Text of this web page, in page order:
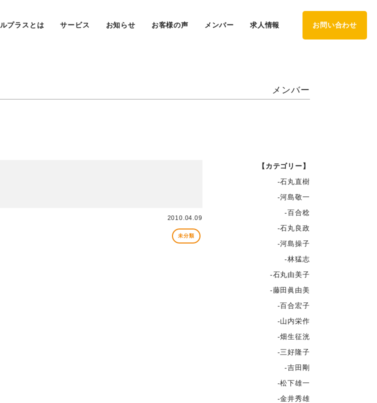
ルプラスとは サービス お知らせ お客様の声 メンバー 求人情報 お問い合わせ
メンバー
2010.04.09
未分類
【カテゴリー】
-石丸直樹
-河島敬一
-百合稔
-石丸良政
-河島操子
-林猛志
-石丸由美子
-藤田眞由美
-百合宏子
-山内栄作
-畑生征洸
-三好隆子
-吉田剛
-松下雄一
-金井秀雄